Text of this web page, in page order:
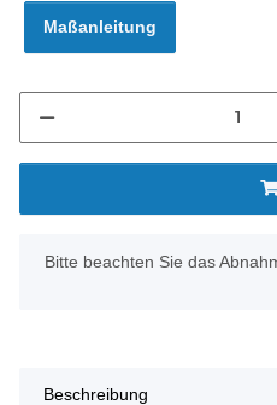
Maßanleitung
x
Bitte beachten Sie das
Beschreibung